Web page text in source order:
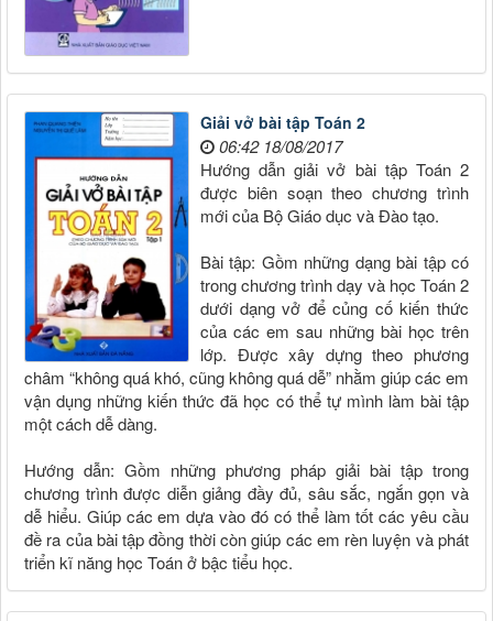
Giải vở bài tập Toán 2
06:42 18/08/2017
Hướng dẫn giải vở bài tập Toán 2
được biên soạn theo chương trình
mới của Bộ Giáo dục và Đào tạo.
Bài tập: Gồm những dạng bài tập có
trong chương trình dạy và học Toán 2
dưới dạng vở để củng cố kiến thức
của các em sau những bài học trên
lớp. Được xây dựng theo phương
châm “không quá khó, cũng không quá dễ” nhằm giúp các em
vận dụng những kiến thức đã học có thể tự mình làm bài tập
một cách dễ dàng.
Hướng dẫn: Gồm những phương pháp giải bài tập trong
chương trình được diễn giảng đầy đủ, sâu sắc, ngắn gọn và
dễ hiểu. Giúp các em dựa vào đó có thể làm tốt các yêu cầu
đề ra của bài tập đồng thời còn giúp các em rèn luyện và phát
triển kĩ năng học Toán ở bậc tiểu học.